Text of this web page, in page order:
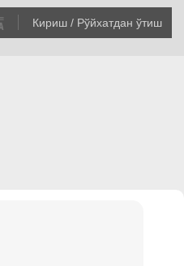
Кириш / Рўйхатдан ўтиш